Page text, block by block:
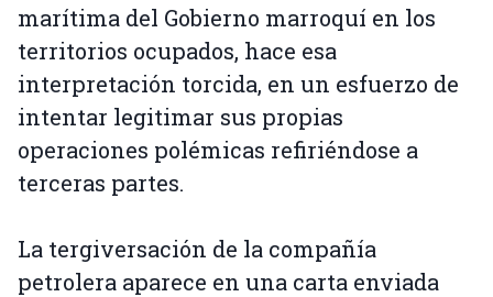
marítima del Gobierno marroquí en los
territorios ocupados, hace esa
interpretación torcida, en un esfuerzo de
intentar legitimar sus propias
operaciones polémicas refiriéndose a
terceras partes.
La tergiversación de la compañía
petrolera aparece en una carta enviada